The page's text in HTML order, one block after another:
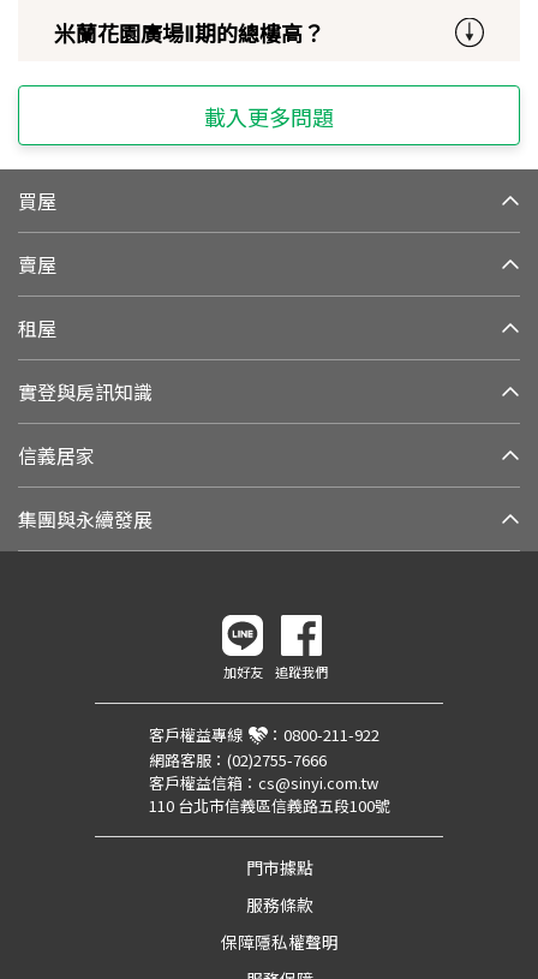
米蘭花園廣場Ⅱ期的總樓高？
載入更多問題
買屋
賣屋
租屋
實登與房訊知識
信義居家
集團與永續發展
加好友 追蹤我們
客戶權益專線 ： 0800-211-922
網路客服： (02)2755-7666
客戶權益信箱： cs@sinyi.com.tw
110 台北市信義區信義路五段100號
門市據點
服務條款
保障隱私權聲明